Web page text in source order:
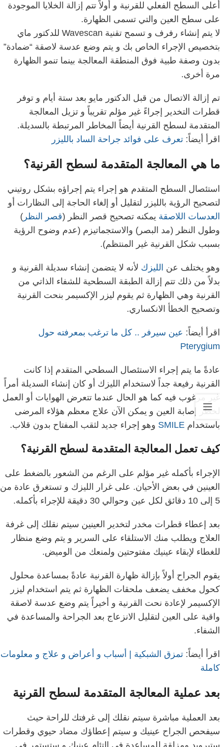
أعلى السطح الفعلي للقرنية و أولاً تتم إزالة الخلايا الموجودة
على سطح العين والتي تسمى الظهارة.
لا يتم إنشاء رفرف و
تسمح تقنية Wavescan للدكتور ماي
بتخصيص الإجراء الخاص بك و يتم وضع عدسة لاصقة “ضمادة”
بدون وصفة طبية فوق المنطقة المعالجة بينما تنمو الظهارة
مرة أخرى.
تم إزالة الاتصال من قبل الدكتور مايو بعد ستة أيام و توفر
قطرات التخدير إجراءً غير مؤلم تقريباً و تز يل المعالجة
المتقدمة لسطح القرنية أيضاً المخاطر المرتبطة بالسديلة.
اقرأ أيضاً: تعرف على فوائد جراحة الساد بالليزر
ما هي المعالجة المتقدمة لسطح القرنية؟
استئصال السطح المتقدم هو إجراء يتم إجراؤه بشكل روتيني
لتصحيح الرؤية بالليزر لتقليل أو إلغاء الحاجة إلى النظارات أو
العدسات اللاصقة يمكنه تصحيح قصر النظر (قصر النظر )
وطول النظر (مد البصر) والاستجماتيزم (عدم وضوح الرؤية
بسبب شكل القرنية غير المنتظم).
وهو يختلف عن الليزك لأنه لا يتضمن إنشاء سديلة القرنية و
بدلاً من ذلك تتم إزالة الطبقة السطحية للشفاء الذاتي من
القرنية وهي الظهارة ثم يقوم ليزر الإكسيمر بنحت القرنية
وتصحيح الخطأ الانكساري.
اقرأ أيضاً: عين سيرفر .. كل ما ترغب بمعرفته حول
Pterygium
عادةً ما يتم إجراء الاستئصال السطحي المتقدم إذا كانت
القرنية رفيعة جداً لاستخدام الليزك أو كان إنشاء السديلة أمراً
غير مرغوب فيه كما هو الحال عندما تتعرض الهوايات أو العمل
لخطر إصابة العين و يمكن الآن علاج معظم هؤلاء المرضى
باستخدام SMILE وهو إجراء جديد لثقب المفتاح بدون قلاب.
كيف تعمل المعالجة المتقدمة لسطح القرنية؟
الإجراء بأكمله غير مؤلم على الرغم من الشعور بالضغط على
العينين في بعض الأحيان. على غرار الليزك و تستغرق عادة من
5 إلى 10 دقائق لكل عين وحوالي 30 دقيقة للإجراء بأكمله.
بعد إعطاء قطرات مخدر لتخدير العينين سيتم نقلك إلى غرفة
العلاج ويطلب منك الاستلقاء على السرير و يتم وضع منظار
للغطاء لإبقاء عينيك مفتوحتين ولمنعك من الوميض.
يقوم الجراح أولاً بإزالة ظهارة القرنية عادةً بمساعدة محلول
كحول مخفف يضعف ملحقات الظهارة ثم يتم استخدام ليزر
الإكسيمر لإعادة نحت القرنية و أخيراً يتم وضع عدسة لاصقة
واقية على العين لتقليل الانزعاج بعد الجراحة والمساعدة في
الشفاء.
اقرأ أيضاً: تمزق الشبكية | أسباب و أعراض و علاج و معلومات
كاملة
بعد عملية المعالجة المتقدمة لسطح القرنية
بعد العملية مباشرة سيتم نقلك إلى غرفتك للراحة حيث
سيفحص الجراح عينيك و سيتم إعطاؤك مضاد حيوي وقطرات